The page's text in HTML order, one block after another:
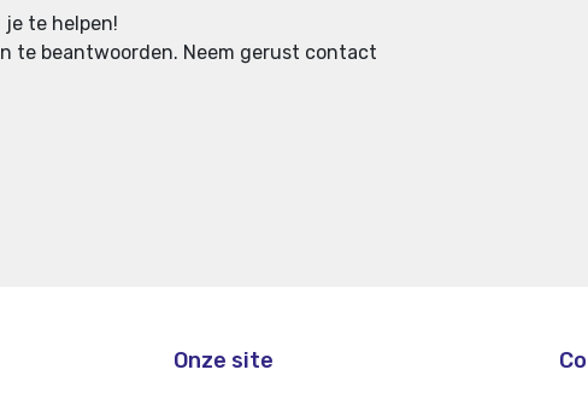
te helpen!
te beantwoorden. Neem gerust contact
Onze site